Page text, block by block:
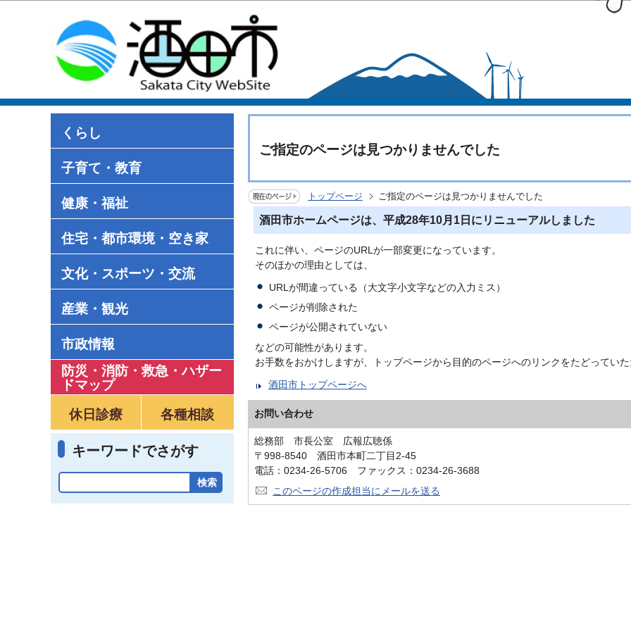
くらし
子育て・教育
健康・福祉
住宅・都市環境・空き家
文化・スポーツ・交流
産業・観光
市政情報
防災・消防・救急 ・ハザー
ドマップ
休日診療
各種相談
キーワードでさがす
ご指定のページは見つかりませんでした
トップページ ご指定のページは見つかりませんでした
酒田市ホームページは、平成28年10月1日にリニューアルしました
これに伴い、ページのURLが一部変更になっています。
そのほかの理由としては、
URLが間違っている（大文字小文字などの入力ミス）
ページが削除された
ページが公開されていない
などの可能性があります。
お手数をおかけしますが、トップページから目的のページへのリンクをたどっていた
酒田市トップページへ
お問い合わせ
総務部 市長公室 広報広聴係
〒998-8540 酒田市本町二丁目2-45
電話：0234-26-5706 ファックス：0234-26-3688
このページの作成担当にメールを送る